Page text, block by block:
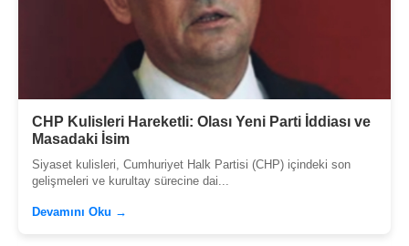
CHP Kulisleri Hareketli: Olası Yeni Parti İddiası ve
Masadaki İsim
Siyaset kulisleri, Cumhuriyet Halk Partisi (CHP) içindeki son
gelişmeleri ve kurultay sürecine dai...
Devamını Oku →